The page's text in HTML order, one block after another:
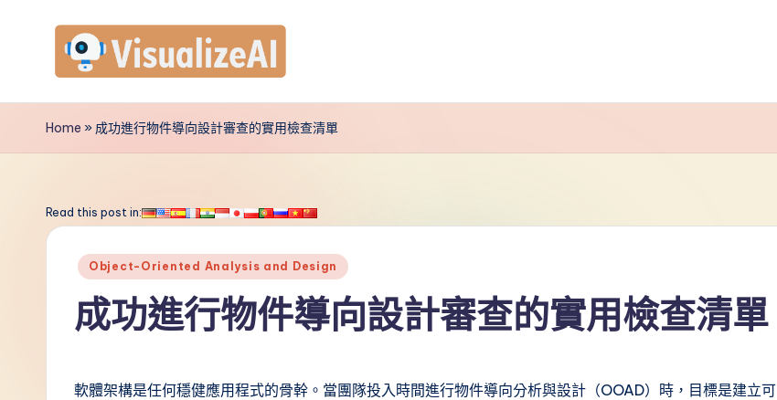
contentV
is
a
Home » 成功進行物件導向設計審查的實用檢查清單
Read this post in:
Posted
Object-Oriented Analysis and Design
成功進行物件導向設計審查的實用檢查清單
軟體架構是任何穩健應用程式的骨幹。當團隊投入時間進行物件導向分析與設計（OOAD）時，目標是建立可